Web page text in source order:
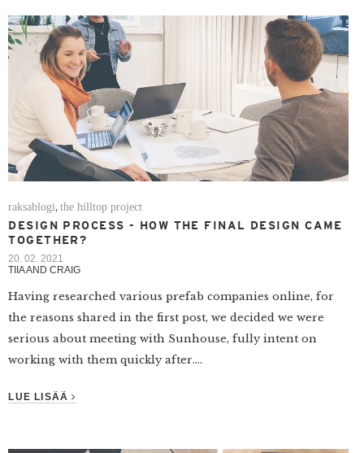
raksablogi,the hilltop project
DESIGN PROCESS - HOW THE FINAL DESIGN CAME
TOGETHER?
20. 02. 2021
TIIA AND CRAIG
Having researched various prefab companies online, for
the reasons shared in the first post, we decided we were
serious about meeting with Sunhouse, fully intent on
working with them quickly after....
LUE LISÄÄ